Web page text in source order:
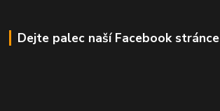
Dejte palec naší Facebook stránce